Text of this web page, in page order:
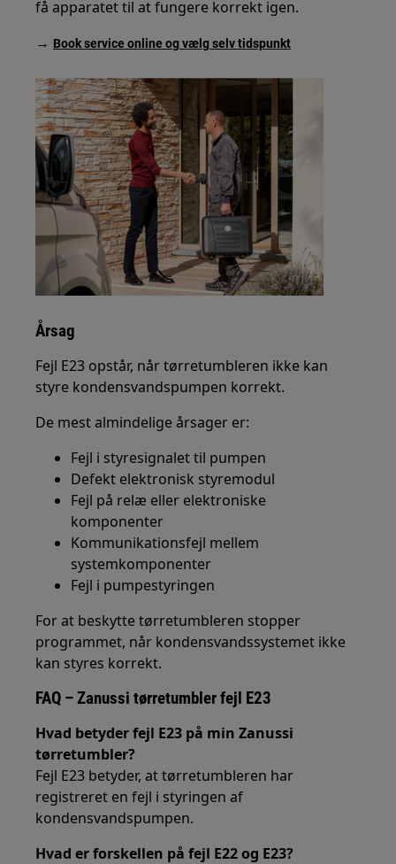
få apparatet til at fungere korrekt igen.
→ Book service online og vælg selv tidspunkt
Årsag
Fejl E23 opstår, når tørretumbleren ikke kan
styre kondensvandspumpen korrekt.
De mest almindelige årsager er:
Fejl i styresignalet til pumpen
Defekt elektronisk styremodul
Fejl på relæ eller elektroniske
komponenter
Kommunikationsfejl mellem
systemkomponenter
Fejl i pumpestyringen
For at beskytte tørretumbleren stopper
programmet, når kondensvandssystemet ikke
kan styres korrekt.
FAQ – Zanussi tørretumbler fejl E23
Hvad betyder fejl E23 på min Zanussi
tørretumbler?
Fejl E23 betyder, at tørretumbleren har
registreret en fejl i styringen af
kondensvandspumpen.
Hvad er forskellen på fejl E22 og E23?